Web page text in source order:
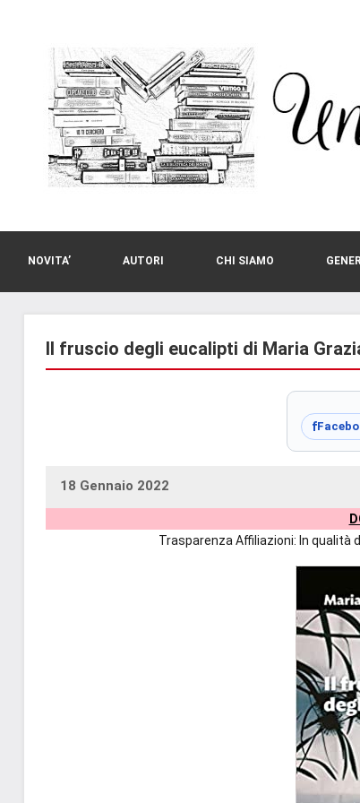
contenuto
NOVITA’ AUTORI CHI SIAMO GENERI
Il fruscio degli eucalipti di Maria
f
18 Gennaio 2022
Trasparenza Affiliazioni: In qualità